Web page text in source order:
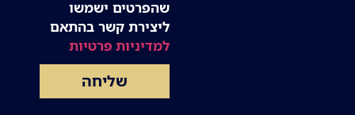
שהפרטים ישמשו
ליצירת קשר בהתאם
למדיניות פרטיות
שליחה